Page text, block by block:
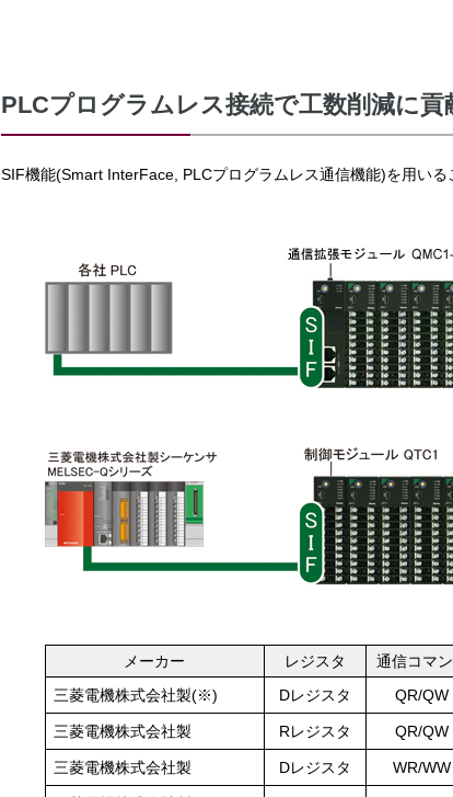
PLCプログラムレス接続で工数削減に貢
SIF機能(Smart InterFace, PLCプログラムレス通信機能)を用い
メーカー レジスタ
通信コマ
三菱電機株式会社製(※)
Dレジスタ QR/QW
三菱電機株式会社製 Rレジスタ QR/QW
三菱電機株式会社製 Dレジスタ WR/WW